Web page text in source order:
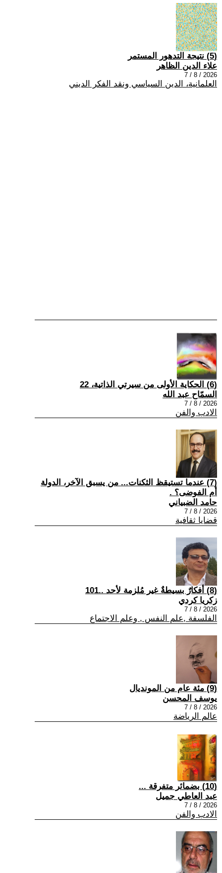
(5) نتيجة التدهور المستمر
علاء الدين الظاهر
2026 / 8 / 7
العلمانية، الدين السياسي ونقد الفكر الديني
(6) الحكاية الأولى من سيرتي الذاتية، 22
السمّاح عبد الله
2026 / 8 / 7
الادب والفن
(7) عندما تستيقظ الثكنات... من يسبق الآخر، الدولة
أم الفوضى؟ .
حامد الضبياني
2026 / 8 / 7
قضايا ثقافية
(8) أفكارٌ بسيطةٌ غير مُلزمة لأحد ..101
زكريا كردي
2026 / 8 / 7
الفلسفة ,علم النفس , وعلم الاجتماع
(9) مئة عام من المونديال
يوسف المحسن
2026 / 8 / 7
عالم الرياضة
(10) بضمائر متفرقة ...
عبد العاطي جميل
2026 / 8 / 7
الادب والفن